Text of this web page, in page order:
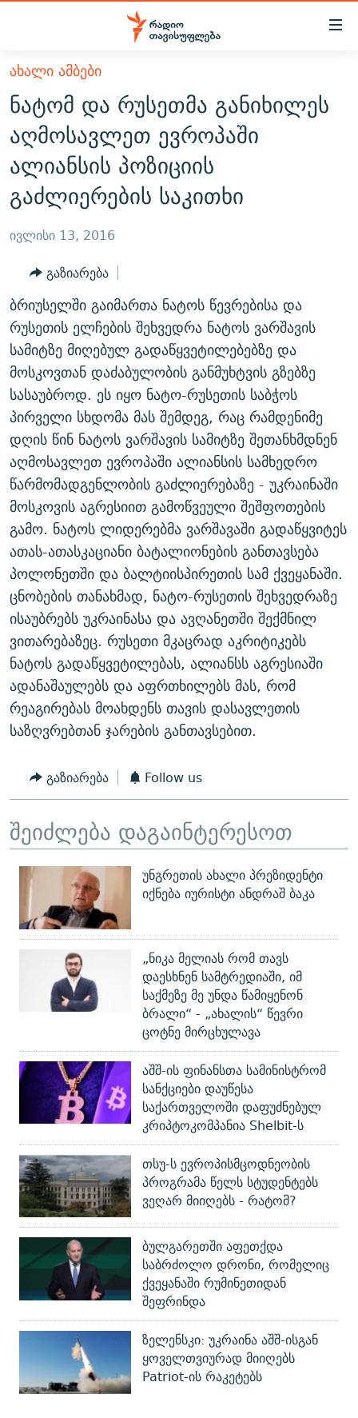
Accessibility
მთავარ
შინაარსზე
დაბრუნება
მთავარ
ნავიგაციაზე
დაბრუნება
ძიებაზე
დაბრუნება
ᲐᲮᲐᲚᲘ ᲐᲛᲑᲔᲑᲘ
ᲗᲔᲛᲔᲑᲘ
ᲞᲝᲚᲘᲢᲘᲙᲐ
ᲔᲙᲝᲜᲝᲛᲘᲙᲐ
ᲡᲐᲖᲝᲒᲐᲓᲝᲔᲑᲐ
ᲙᲣᲚᲢᲣᲠᲐ
ᲕᲘᲓᲔᲝ
ᲑᲚᲝᲒᲔᲑᲘ
ᲞᲝᲓᲙᲐᲡᲢᲔᲑᲘ
ᲐᲡᲐᲗᲘᲐᲜᲘᲡ ᲙᲣᲗᲮᲔ
60 ᲓᲔᲪᲘᲑᲔᲚᲘ
ᲒᲐᲜᲙᲘᲗᲮᲕᲘᲡ ᲓᲦᲔ
ᲓᲘᲚᲘᲡ ᲡᲐᲣᲑᲠᲔᲑᲘ
ᲛᲝᲚᲐᲞᲐᲠᲐᲙᲔ ᲢᲔᲥᲡᲢᲔᲑᲘ
ᲨᲘᲜ - ᲣᲪᲮᲝᲔᲗᲨᲘ
ᲚᲘᲢᲔᲠᲐᲢᲣᲠᲣᲚᲘ ᲬᲐᲮᲜᲐᲒᲔᲑᲘ
ᲐᲛᲔᲠᲘᲙᲣᲚᲘ ᲛᲝᲗᲮᲠᲝᲑᲐ
ᲘᲛᲞᲔᲠᲘᲐ ᲓᲐ ᲠᲐᲓᲘᲝ
ᲒᲐᲓᲐᲪᲔᲛᲔᲑᲘ
ᲤᲔᲜᲝᲕᲐᲜᲘ - 2.10
ᲞᲠᲝᲔᲥᲢᲔᲑᲘ
ᲣᲙᲠᲐᲘᲜᲐᲨᲘ ᲓᲐᲦᲣᲞᲣᲚᲘ ᲥᲐᲠᲗᲕᲔᲚᲘ ᲛᲔᲑᲠᲫᲝᲚᲔᲑᲘ - 2022
ᲓᲐᲛᲝᲣᲙᲘᲓᲔᲑᲚᲝᲑᲘᲡ 100 ᲬᲔᲚᲘ
ᲩᲔᲛᲘ ᲡᲘᲙᲕᲓᲘᲚᲘᲡ ᲛᲘᲖᲔᲖᲘᲐ COVID-19
11 ᲬᲔᲚᲘ - 11 ᲐᲛᲑᲐᲕᲘ
ᲡᲐᲞᲐᲠᲚᲐᲛᲔᲜᲢᲝ ᲐᲠᲩᲔᲕᲜᲔᲑᲘᲡ ᲘᲡᲢᲝᲠᲘᲐ
ᲑᲐᲕᲨᲕᲔᲑᲘ ᲞᲠᲝᲡᲢᲘᲢᲣᲪᲘᲐᲨᲘ - ᲐᲛᲝᲣᲗᲥᲛᲔᲚᲘ ᲐᲛᲑᲐᲕᲘ
5 ᲐᲛᲑᲐᲕᲘ - 20 ᲘᲕᲜᲘᲡᲡ ᲓᲐᲨᲐᲕᲔᲑᲣᲚᲔᲑᲘ
ᲐᲒᲕᲘᲡᲢᲝᲡ ᲝᲛᲘ
ПРИВЕТ ᲙᲣᲚᲢᲣᲠᲐ
ЭХО КАВКАЗА
ᲒᲐᲛᲝᲘᲬᲔᲠᲔ
რთე/რთ-ის ყველა საიტი
ᲐᲮᲐᲚᲘ ᲐᲛᲑᲔᲑᲘ
ნატომ და რუსეთმა განიხილეს
აღმოსავლეთ ევროპაში
ალიანსის პოზიციის
გაძლიერების საკითხი
ივლისი 13, 2016
გაზიარება
ბრიუსელში გაიმართა ნატოს წევრებისა და
რუსეთის ელჩების შეხვედრა ნატოს ვარშავის
სამიტზე მიღებულ გადაწყვეტილებებზე და
მოსკოვთან დაძაბულობის განმუხტვის გზებზე
სასაუბროდ. ეს იყო ნატო-რუსეთის საბჭოს
პირველი სხდომა მას შემდეგ, რაც რამდენიმე
დღის წინ ნატოს ვარშავის სამიტზე შეთანხმდნენ
აღმოსავლეთ ევროპაში ალიანსის სამხედრო
წარმომადგენლობის გაძლიერებაზე - უკრაინაში
მოსკოვის აგრესიით გამოწვეული შეშფოთების
გამო. ნატოს ლიდერებმა ვარშავაში გადაწყვიტეს
ათას-ათასკაციანი ბატალიონების განთავსება
პოლონეთში და ბალტიისპირეთის სამ ქვეყანაში.
ცნობების თანახმად, ნატო-რუსეთის შეხვედრაზე
ისაუბრებს უკრაინასა და ავღანეთში შექმნილ
ვითარებაზეც. რუსეთი მკაცრად აკრიტიკებს
ნატოს გადაწყვეტილებას, ალიანსს აგრესიაში
ადანაშაულებს და აფრთხილებს მას, რომ
რეაგირებას მოახდენს თავის დასავლეთის
საზღვრებთან ჯარების განთავსებით.
გაზიარება Follow us
შეიძლება დაგაინტერესოთ
უნგრეთის ახალი პრეზიდენტი
იქნება იურისტი ანდრაშ ბაკა
„ნიკა მელიას რომ თავს
დაესხნენ სამტრედიაში, იმ
საქმეზე მე უნდა წამიყენონ
ბრალი“ - „ახალის“ წევრი
ცოტნე მირცხულავა
აშშ-ის ფინანსთა სამინისტრომ
სანქციები დაუწესა
საქართველოში დაფუძნებულ
კრიპტოკომპანია Shelbit-ს
თსუ-ს ევროპისმცოდნეობის
პროგრამა წელს სტუდენტებს
ვეღარ მიიღებს - რატომ?
ბულგარეთში აფეთქდა
საბრძოლო დრონი, რომელიც
ქვეყანაში რუმინეთიდან
შეფრინდა
ზელენსკი: უკრაინა აშშ-ისგან
ყოველთვიურად მიიღებს
Patriot-ის რაკეტებს